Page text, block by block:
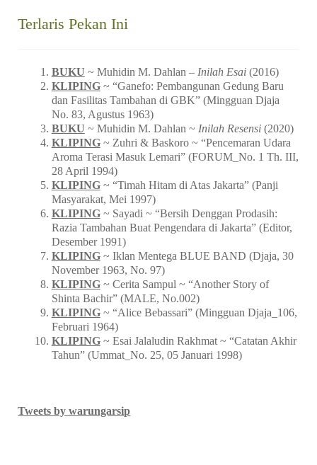
Terlaris Pekan Ini
BUKU ~ Muhidin M. Dahlan – Inilah Esai(2016)
KLIPING~ “Ganefo: Pembangunan Gedung Baru
dan Fasilitas Tambahan di GBK” (Mingguan Djaja
No. 83, Agustus 1963)
BUKU ~ Muhidin M. Dahlan ~ Inilah Resensi(2020)
KLIPING~ Zuhri & Baskoro ~ “Pencemaran Udara
Aroma Terasi Masuk Lemari” (FORUM_No. 1 Th. III,
28 April 1994)
KLIPING~ “Timah Hitam di Atas Jakarta” (Panji
Masyarakat, Mei 1997)
KLIPING~ Sayadi ~ “Bersih Denggan Prodasih:
Razia Tambahan Buat Pengendara di Jakarta” (Editor,
Desember 1991)
KLIPING~ Iklan Mentega BLUE BAND (Djaja, 30
November 1963, No. 97)
KLIPING~ Cerita Sampul ~ “Another Story of
Shinta Bachir” (MALE, No.002)
KLIPING~ “Alice Bebassari” (Mingguan Djaja_106,
Februari 1964)
KLIPING~ Esai Jalaludin Rakhmat ~ “Catatan Akhir
Tahun” (Ummat_No. 25, 05 Januari 1998)
Tweets by warungarsip